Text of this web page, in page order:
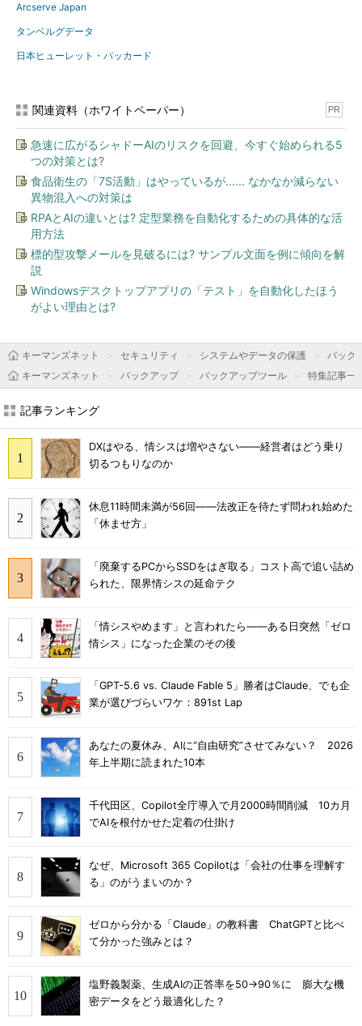
Arcserve Japan
タンベルグデータ
日本ヒューレット・パッカード
関連資料（ホワイトペーパー） PR
急速に広がるシャドーAIのリスクを回避、今すぐ始められる5
つの対策とは?
食品衛生の「7S活動」はやっているが...... なかなか減らない
異物混入への対策は
RPAとAIの違いとは? 定型業務を自動化するための具体的な活
用方法
標的型攻撃メールを見破るには? サンプル文面を例に傾向を解
説
Windowsデスクトップアプリの「テスト」を自動化したほう
がよい理由とは?
キーマンズネット セキュリティ システムやデータの保護
バック
キーマンズネット
バックアップ バックアップツール 特集記事一
記事ランキング
DXはやる、情シスは増やさない――経営者はどう乗り
切るつもりなのか
休息11時間未満が56回――法改正を待たず問われ始めた
「休ませ方」
「廃棄するPCからSSDをはぎ取る」コスト高で追い詰め
られた、限界情シスの延命テク
「情シスやめます」と言われたら――ある日突然「ゼロ
情シス」になった企業のその後
「GPT-5.6 vs. Claude Fable 5」勝者はClaude、でも企
業が選びづらいワケ：891st Lap
あなたの夏休み、AIに“自由研究”させてみない？ 2026
年上半期に読まれた10本
千代田区、Copilot全庁導入で月2000時間削減 10カ月
でAIを根付かせた定着の仕掛け
なぜ、Microsoft 365 Copilotは「会社の仕事を理解す
る」のがうまいのか？
ゼロから分かる「Claude」の教科書 ChatGPTと比べ
て分かった強みとは？
塩野義製薬、生成AIの正答率を50→90％に 膨大な機
密データをどう最適化した？